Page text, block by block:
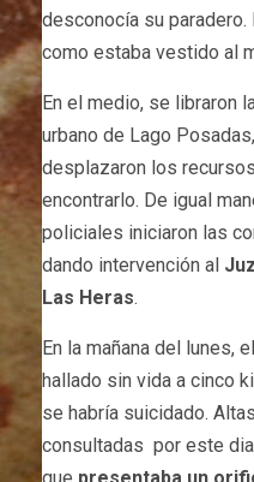
desconocía su
como estaba vestido al
En el medio, se libraron
urbano de Lago
desplazaron los
encontrarlo. De igual
policiales iniciaron las
dando intervención al
Las Heras.
En la mañana del lunes,
hallado sin vida a cinco
se habría suicidado.
consultadas por este